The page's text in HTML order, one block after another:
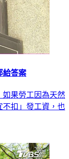
給答案
如果勞工因為天然
不扣」發工資，也